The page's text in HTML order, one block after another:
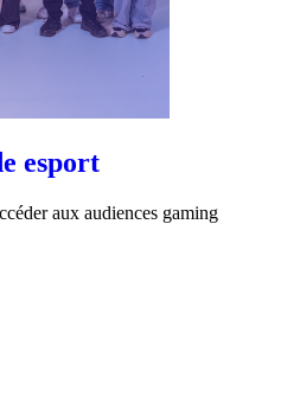
esport
aux audiences gaming